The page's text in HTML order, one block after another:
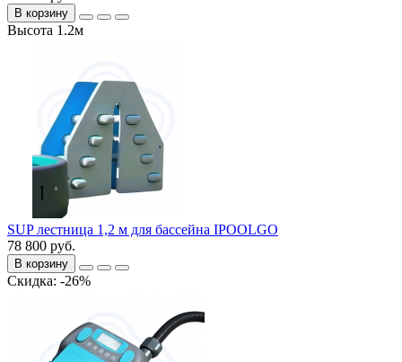
В корзину
Высота 1.2м
SUP лестница 1,2 м для бассейна IPOOLGO
78 800 руб.
В корзину
Cкидка: -26%